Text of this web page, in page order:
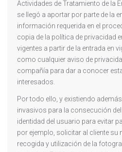
Actividades de Tratamiento de la
se llegó a aportar por parte de la
información requerida en el
copia de la política de privacidad
vigentes a partir de la entrada en
como cualquier aviso de
compañía para dar a conocer
interesados.
Por todo ello, y existiendo
invasivos para la consecución
identidad del usuario para evitar
por ejemplo, solicitar al cliente su
recogida y utilización de la